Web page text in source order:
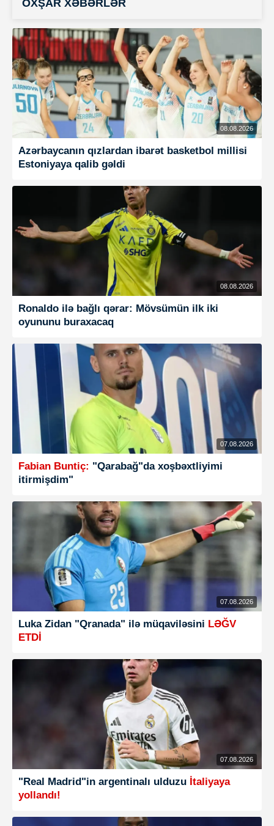
OXŞAR XƏBƏRLƏR
08.08.2026
Azərbaycanın qızlardan ibarət basketbol millisi
Estoniyaya qalib gəldi
08.08.2026
Ronaldo ilə bağlı qərar: Mövsümün ilk iki
oyununu buraxacaq
07.08.2026
Fabian Buntiç: "Qarabağ"da xoşbəxtliyimi
itirmişdim"
07.08.2026
Luka Zidan "Qranada" ilə müqaviləsini LƏĞV
ETDİ
07.08.2026
"Real Madrid"in argentinalı ulduzu İtaliyaya
yollandı!